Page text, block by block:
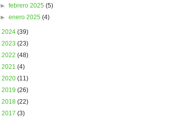
►febrero 2025(5)
►enero 2025(4)
2024 (39)
2023 (23)
2022 (48)
2021 (4)
2020 (11)
2019 (26)
2018 (22)
2017 (3)